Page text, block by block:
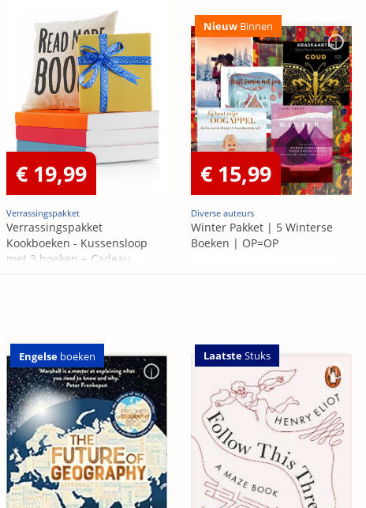
€ 19,99
Verrassingspakket
Verrassingspakket
Kookboeken - Kussensloop
met 3 boeken + Cadeau
Nieuw Binnen
€ 15,99
Diverse auteurs
Winter Pakket | 5 Winterse
Boeken | OP=OP
Engelse boeken LaatsteStuks